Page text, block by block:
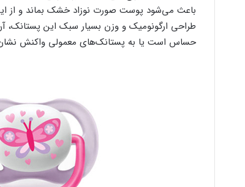
باعث می‌شود پوست صورت نوزاد خشک بماند و از
طراحی ارگونومیک و وزن بسیار سبک این پستانک،
حساس است یا به پستانک‌های معمولی واکنش